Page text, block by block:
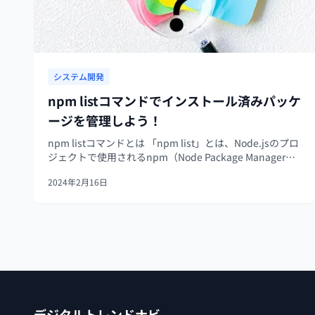
システム開発
npm listコマンドでインストール済みパッケ
ージを管理しよう！
npm listコマンドとは 「npm list」とは、Node.jsのプロ
ジェクトで使用されるnpm（Node Package Manager）
にインストールされているnpmパッケージの...
2024年2月16日